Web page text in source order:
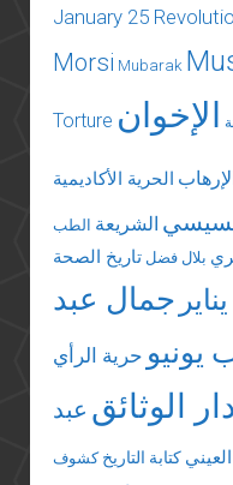
January 25
Morsi Mubarak
Torture الإخوان
الحرية الأكاديمية
الشريعة الطب
بلال فضل تاريخ الصحة
جمال عبد
يونيو حرية الرأي
دار الوثائق عبد
كتابة التاريخ كشوف